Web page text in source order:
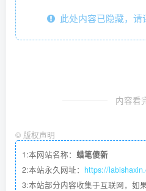
此处内容已隐藏，请
内容看
© 版权声明
1:本网站名称： 蜡笔傻新
2:本站永久网址： https://
3:本站部分内容收集于互联网，如